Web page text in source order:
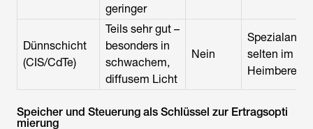
geringer
Dünnschicht
(CIS/CdTe)
Teils sehr gut –
besonders in
schwachem,
diffusem Licht
Nein
selten im
Heimbereich
Speicher und Steuerung als Schlüssel zur Ertragsopti
mierung